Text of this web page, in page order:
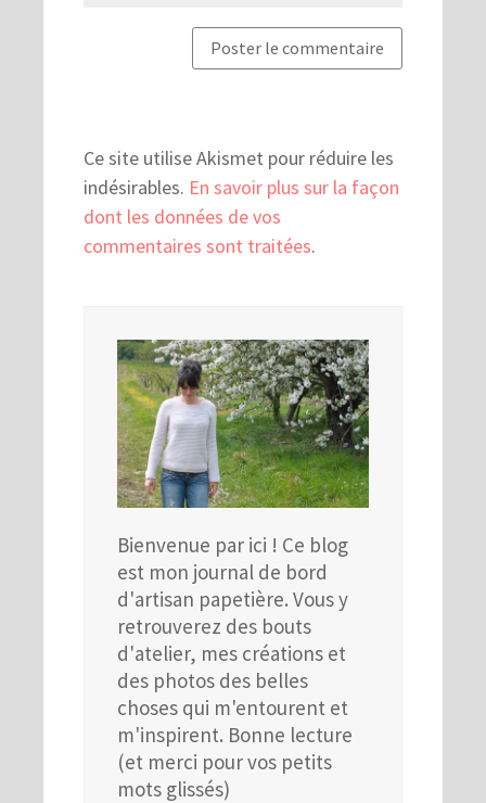
Ce site utilise Akismet pour réduire les
indésirables. En savoir plus sur la façon
dont les données de vos
commentaires sont traitées.
Bienvenue par ici ! Ce blog
est mon journal de bord
d'artisan papetière. Vous y
retrouverez des bouts
d'atelier, mes créations et
des photos des belles
choses qui m'entourent et
m'inspirent. Bonne lecture
(et merci pour vos petits
mots glissés)